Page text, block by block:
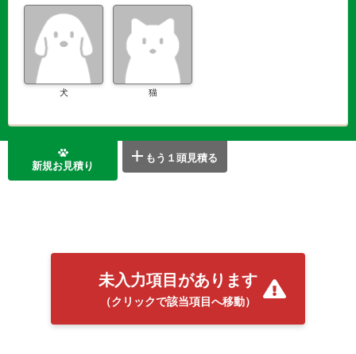
犬 猫
新規お見積り
もう１頭見積る
未入力項目があります
（クリックで該当項目へ移動）